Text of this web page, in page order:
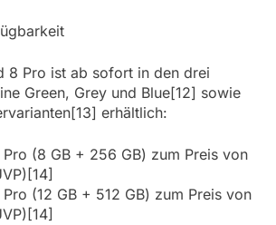
8 Pro ist ab sofort in den drei
Green, Grey und Blue[12] sowie
erhältlich:
(8 GB + 256 GB) zum Preis von
(12 GB + 512 GB) zum Preis von